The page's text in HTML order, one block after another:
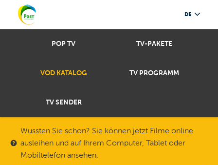
DE
POP TV TV-PAKETE
VOD KATALOG TV PROGRAMM
TV SENDER
Wussten Sie schon? Sie können jetzt Filme online
ausleihen und auf Ihrem Computer, Tablet oder
Mobiltelefon ansehen.